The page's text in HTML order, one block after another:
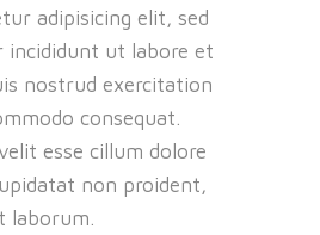
adipisicing elit, sed
incididunt ut labore et
nostrud exercitation
consequat.
esse cillum dolore
non proident,
laborum.